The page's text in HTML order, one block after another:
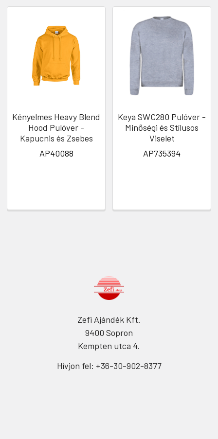
Kényelmes Heavy Blend
Hood Pulóver -
Kapucnis és Zsebes
AP40088
Keya SWC280 Pulóver -
Minőségi és Stílusos
Viselet
AP735394
Zefi Ajándék Kft.
9400 Sopron
Kempten utca 4.
Hívjon fel: +36-30-902-8377